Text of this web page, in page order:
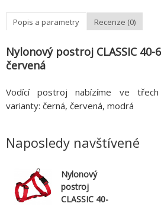
Popis a parametry Recenze (0)
Nylonový postroj CLASSIC 40-
červená
Vodící postroj nabízíme ve třech
varianty: černá, červená, modrá
Naposledy navštívené
Nylonový
postroj
CLASSIC 40-